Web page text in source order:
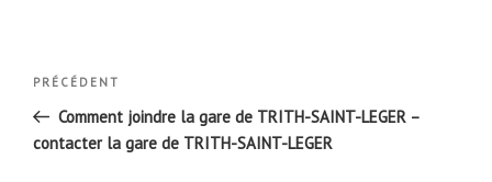
Navigation
l’article
Article
précédent
PRÉCÉDENT
Comment joindre la gare de TRITH-SAINT-LEGER –
contacter la gare de TRITH-SAINT-LEGER